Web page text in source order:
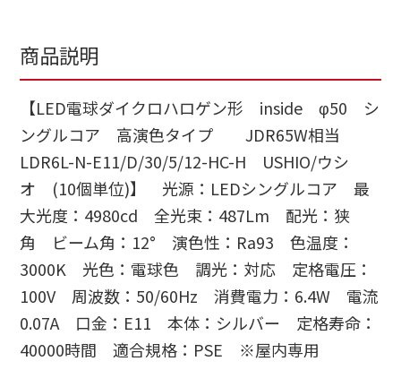
商品説明
【LED電球ダイクロハロゲン形 inside φ50 シ
ングルコア 高演色タイプ JDR65W相当
LDR6L-N-E11/D/30/5/12-HC-H USHIO/ウシ
オ (10個単位)】 光源：LEDシングルコア 最
大光度：4980cd 全光束：487Lm 配光：狭
角 ビーム角：12° 演色性：Ra93 色温度：
3000K 光色：電球色 調光：対応 定格電圧：
100V 周波数：50/60Hz 消費電力：6.4W 電流
0.07A 口金：E11 本体：シルバー 定格寿命：
40000時間 適合規格：PSE ※屋内専用